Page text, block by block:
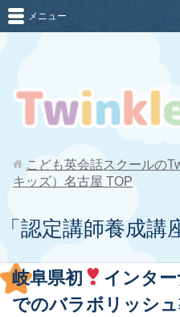
メニュー
こども英会話スクールの
キッズ）名古屋 TOP
「認定講師養成
岐阜県初
インタ
でのバラボリッシ